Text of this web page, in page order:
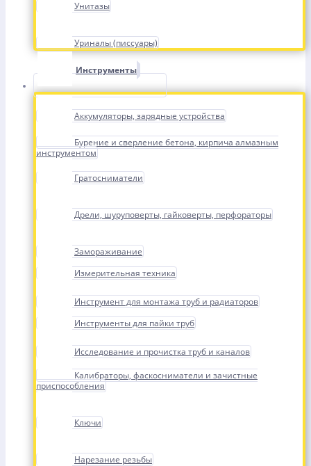
Унитазы
Уриналы (писсуары)
Инструменты
Аккумуляторы, зарядные устройства
Бурение и сверление бетона, кирпича алмазным
инструментом
Гратосниматели
Дрели, шуруповерты, гайковерты, перфораторы
Замораживание
Измерительная техника
Инструмент для монтажа труб и радиаторов
Инструменты для пайки труб
Исследование и прочистка труб и каналов
Калибраторы, фаскосниматели и зачистные
приспособления
Ключи
Нарезание резьбы